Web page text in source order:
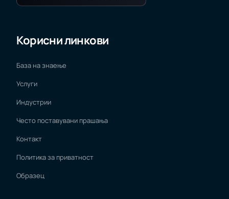
Корисни линкови
База на знаење
Услуги
Индустрии
Често поставувани прашања
Контакт
Политика за приватност
Образец